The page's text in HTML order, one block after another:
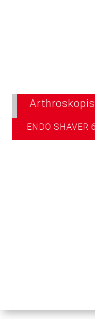
ENDO SHAVER